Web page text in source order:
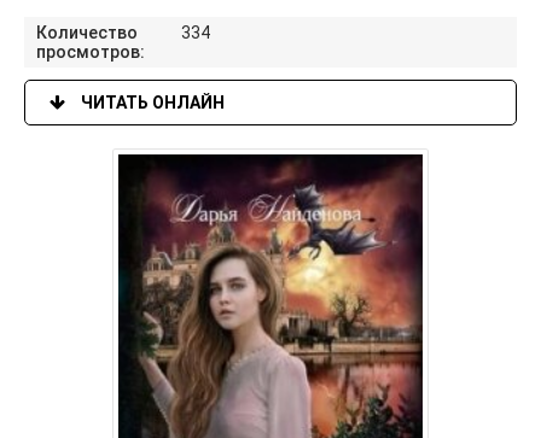
Количество
просмотров:
334
ЧИТАТЬ ОНЛАЙН